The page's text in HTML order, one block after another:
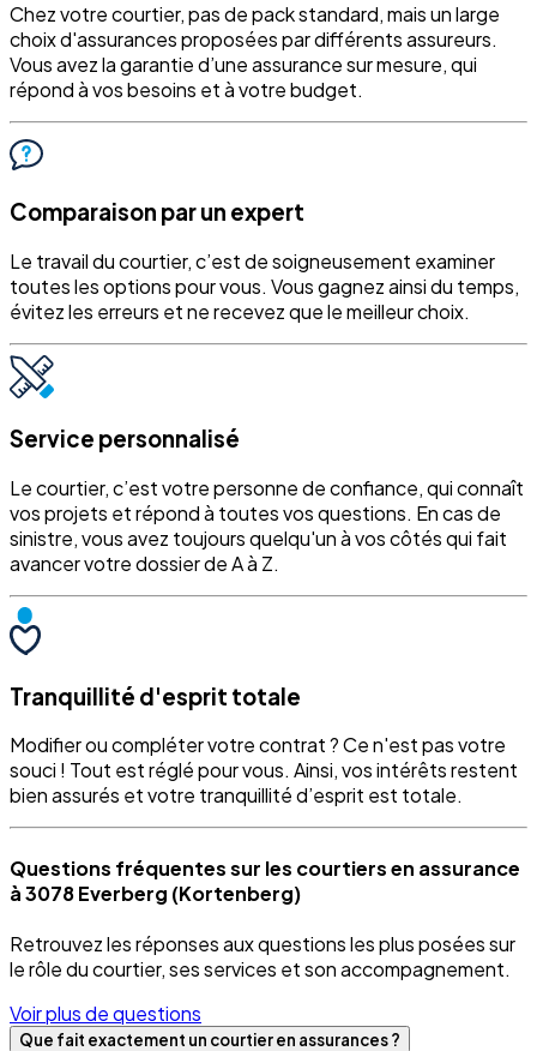
Chez votre courtier, pas de pack standard, mais un large
choix d'assurances proposées par différents assureurs.
Vous avez la garantie d’une assurance sur mesure, qui
répond à vos besoins et à votre budget.
Comparaison par un expert
Le travail du courtier, c’est de soigneusement examiner
toutes les options pour vous. Vous gagnez ainsi du temps,
évitez les erreurs et ne recevez que le meilleur choix.
Service personnalisé
Le courtier, c’est votre personne de confiance, qui connaît
vos projets et répond à toutes vos questions. En cas de
sinistre, vous avez toujours quelqu'un à vos côtés qui fait
avancer votre dossier de A à Z.
Tranquillité d'esprit totale
Modifier ou compléter votre contrat ? Ce n'est pas votre
souci ! Tout est réglé pour vous. Ainsi, vos intérêts restent
bien assurés et votre tranquillité d’esprit est totale.
Questions fréquentes sur les courtiers en assurance
à 3078 Everberg (Kortenberg)
Retrouvez les réponses aux questions les plus posées sur
le rôle du courtier, ses services et son accompagnement.
Voir plus de questions
Que fait exactement un courtier en assurances ?